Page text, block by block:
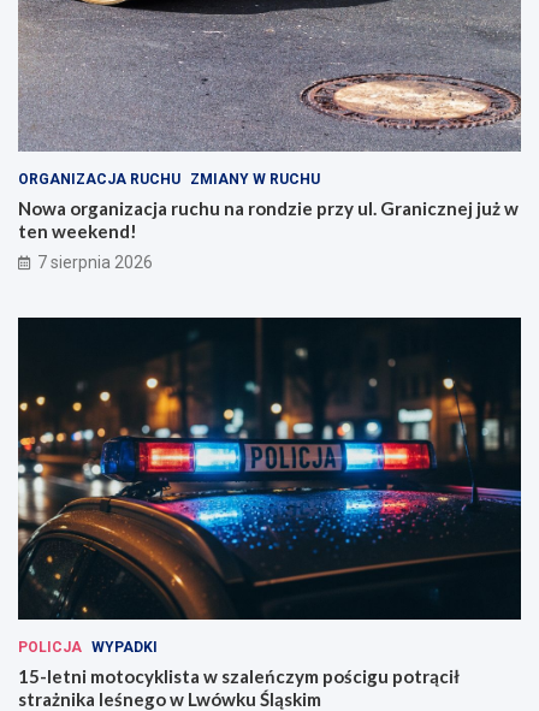
ORGANIZACJA RUCHU ZMIANY W RUCHU
Nowa organizacja ruchu na rondzie przy ul. Granicznej już w
ten weekend!
7 sierpnia 2026
POLICJA WYPADKI
15-letni motocyklista w szaleńczym pościgu potrącił
strażnika leśnego w Lwówku Śląskim